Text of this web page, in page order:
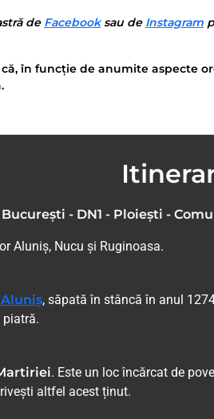
de Facebooksau de Instagram
în funcție de anumite aspecte
București - DN1 - Ploiești -
Aluniș, Nucu și Ruginoasa.
, săpată în stâncă în anul
. Este un loc încărcat de
altfel acest ținut.